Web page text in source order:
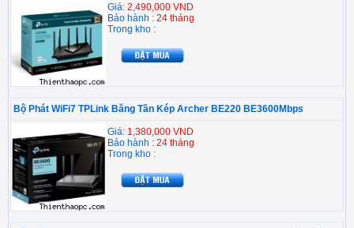
Giá: 2,490,000 VND
Bảo hành : 24 tháng
Trong kho :
Bộ Phát WiFi7 TPLink Băng Tần Kép Archer BE220 BE3600Mbps
Giá: 1,380,000 VND
Bảo hành : 24 tháng
Trong kho :